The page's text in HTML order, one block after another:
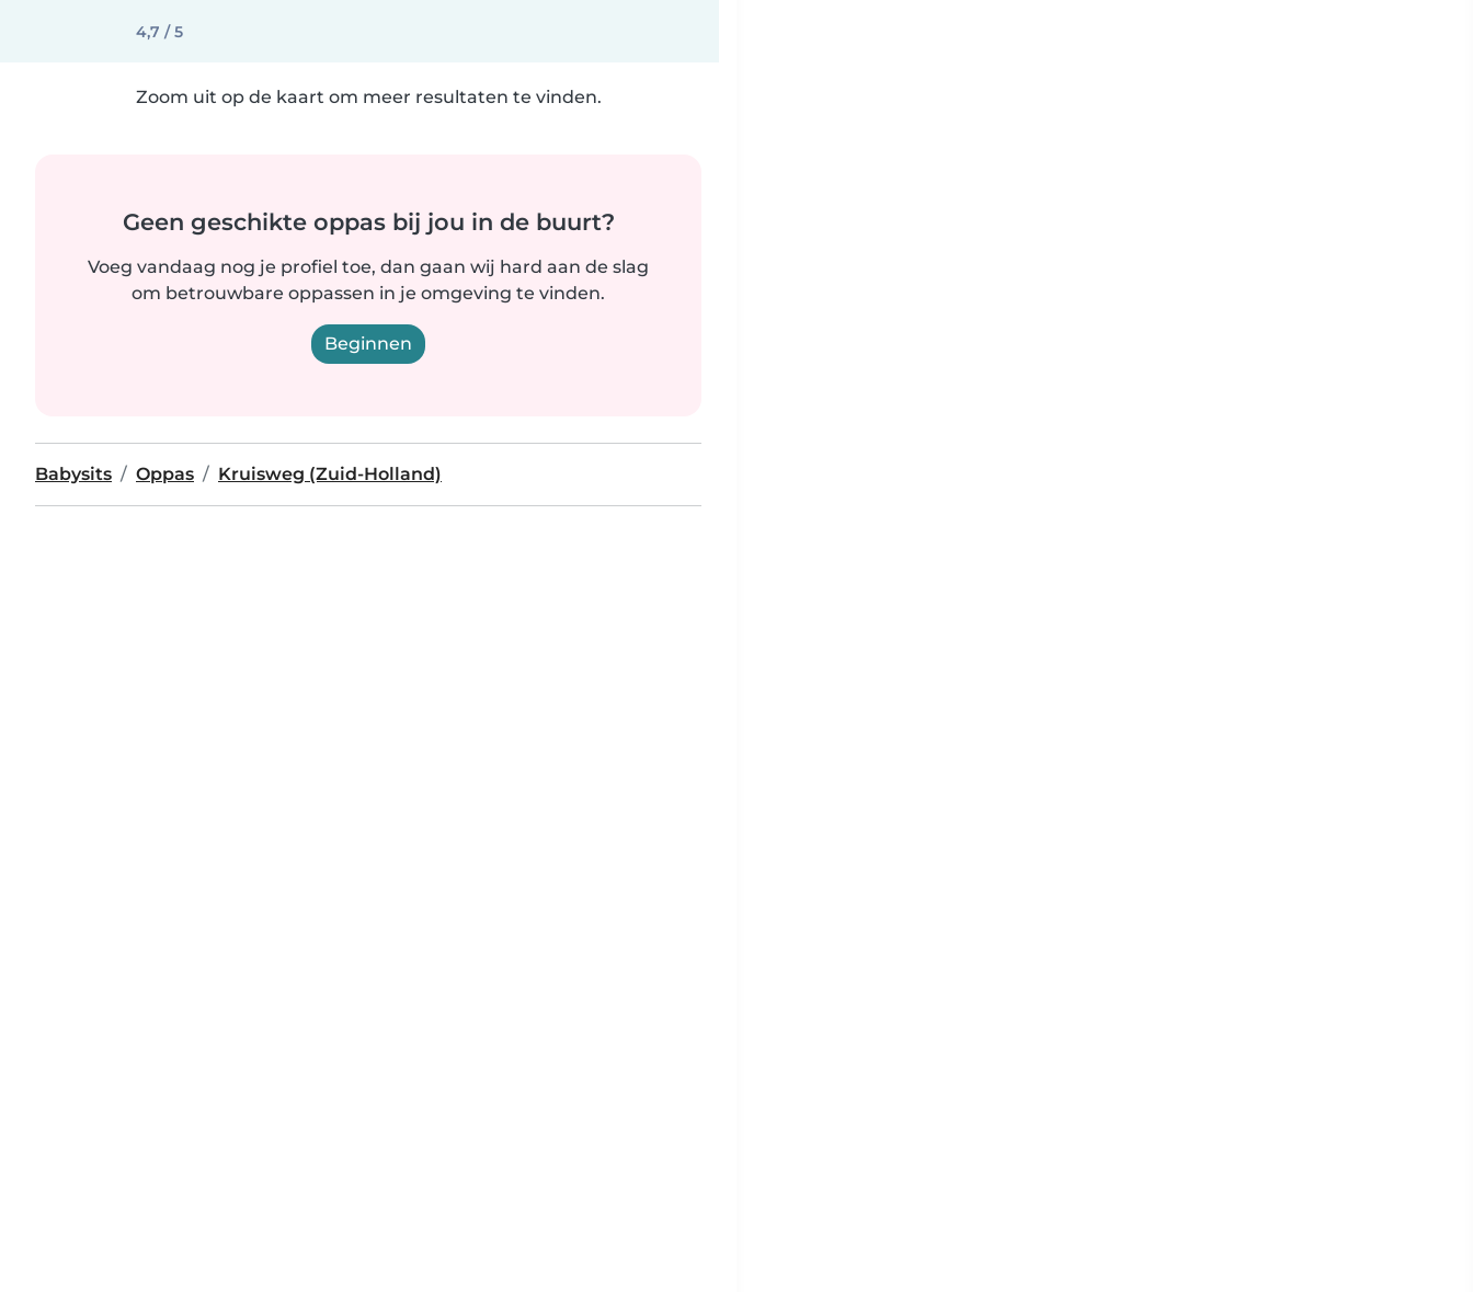
4,7 / 5
Zoom uit op de kaart om meer resultaten te vinden.
Geen geschikte oppas bij jou in de buurt?
Voeg vandaag nog je profiel toe, dan gaan wij hard aan de slag
om betrouwbare oppassen in je omgeving te vinden.
Beginnen
Babysits Oppas Kruisweg (Zuid-Holland)